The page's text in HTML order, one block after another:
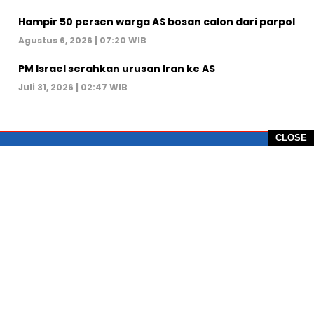
CLOSE
Hampir 50 persen warga AS bosan calon dari parpol
Agustus 6, 2026 | 07:20 WIB
PM Israel serahkan urusan Iran ke AS
Juli 31, 2026 | 02:47 WIB